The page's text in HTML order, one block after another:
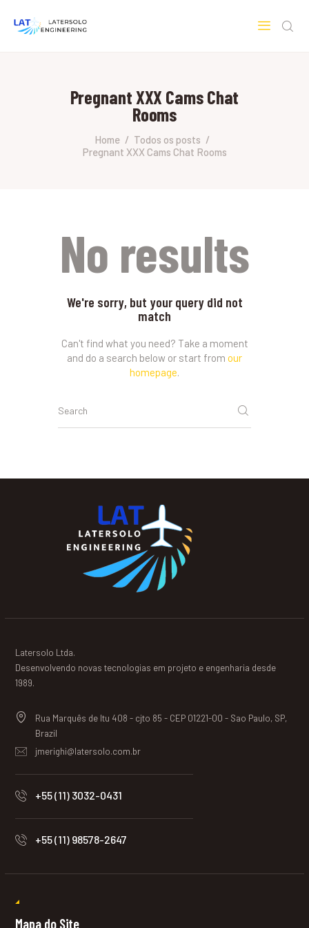
Pregnant XXX Cams Chat
Rooms
Home
Todos os posts
Pregnant XXX Cams Chat Rooms
HOME
SOBRE A LATERSOLO
ENGINEERING
MERCADOS & SERVIÇOS
No results
We're sorry, but your query did not
match
Can't find what you need? Take a moment
and do a search below or start from our
homepage.
Latersolo Ltda.
Desenvolvendo novas tecnologias em projeto e engenharia desde
1989.
Rua Marquês de Itu 408 - cjto 85 - CEP 01221-00 - Sao Paulo, SP,
Brazil
jmerighi@latersolo.com.br
+55 (11) 3032-0431
+55 (11) 98578-2647
Mapa do Site